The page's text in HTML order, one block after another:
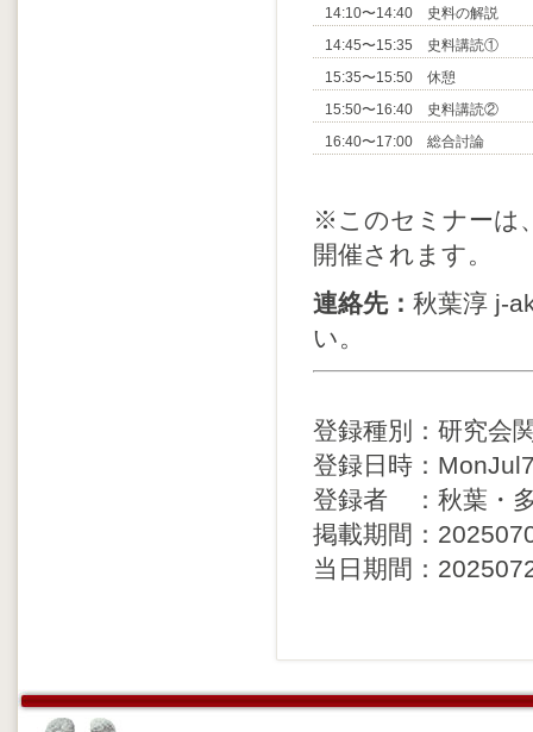
14:10〜14:40 史料の解説
14:45〜15:35 史料講読①
15:35〜15:50 休憩
15:50〜16:40 史料講読②
16:40〜17:00 総合討論
※このセミナーは
開催されます。
連絡先： 秋葉淳 j-
い。
登録種別：研究会
登録日時：
登録者 ：秋葉・
掲載期間：
当日期間：